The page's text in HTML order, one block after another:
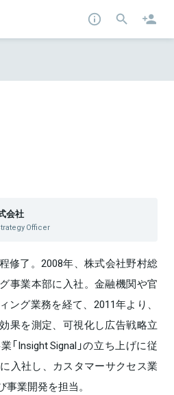
会社
Officer
修了。2008年、株式会社野村総
事業本部に入社。金融機関や官
ング業務を経て、2011年より、
果を測定、可視化し広告戦略立
Insight Signal」の立ち上げに従
入社し、カスタマーサクセス業
業開発を担当。